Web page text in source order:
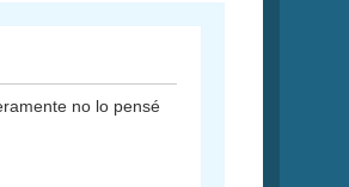
no lo pensé